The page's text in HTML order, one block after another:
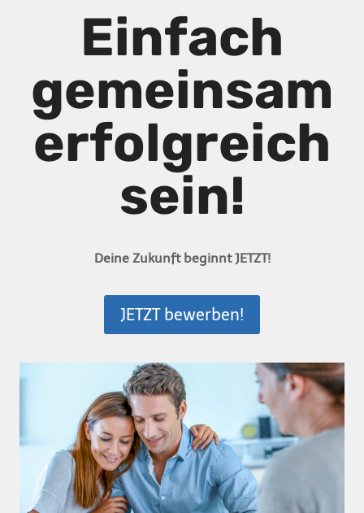
Einfach
gemeinsam
erfolgreich
sein!
Deine Zukunft beginnt JETZT!
JETZT bewerben!